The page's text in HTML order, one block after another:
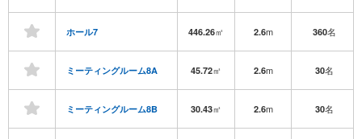
ホール7 446.26㎡ 2.6m 360名
ミーティングルーム8A 45.72㎡ 2.6m 30名
ミーティングルーム8B 30.43㎡ 2.6m 30名